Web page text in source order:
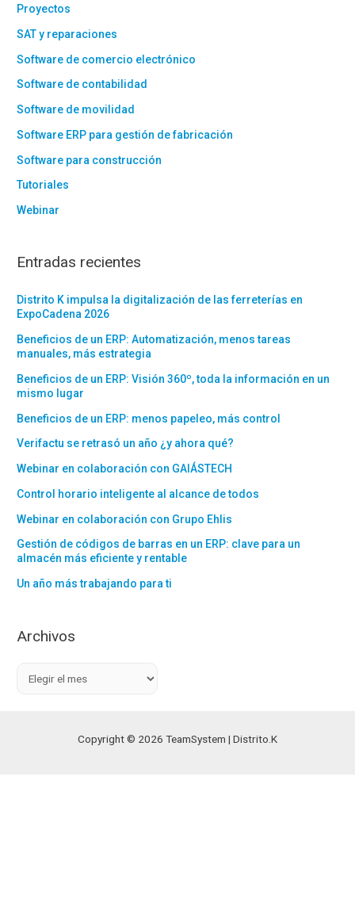
Proyectos
SAT y reparaciones
Software de comercio electrónico
Software de contabilidad
Software de movilidad
Software ERP para gestión de fabricación
Software para construcción
Tutoriales
Webinar
Entradas recientes
Distrito K impulsa la digitalización de las ferreterías en
ExpoCadena 2026
Beneficios de un ERP: Automatización, menos tareas
manuales, más estrategia
Beneficios de un ERP: Visión 360º, toda la información en un
mismo lugar
Beneficios de un ERP: menos papeleo, más control
Verifactu se retrasó un año ¿y ahora qué?
Webinar en colaboración con GAIÁSTECH
Control horario inteligente al alcance de todos
Webinar en colaboración con Grupo Ehlis
Gestión de códigos de barras en un ERP: clave para un
almacén más eficiente y rentable
Un año más trabajando para ti
Archivos
Copyright © 2026 TeamSystem | Distrito.K